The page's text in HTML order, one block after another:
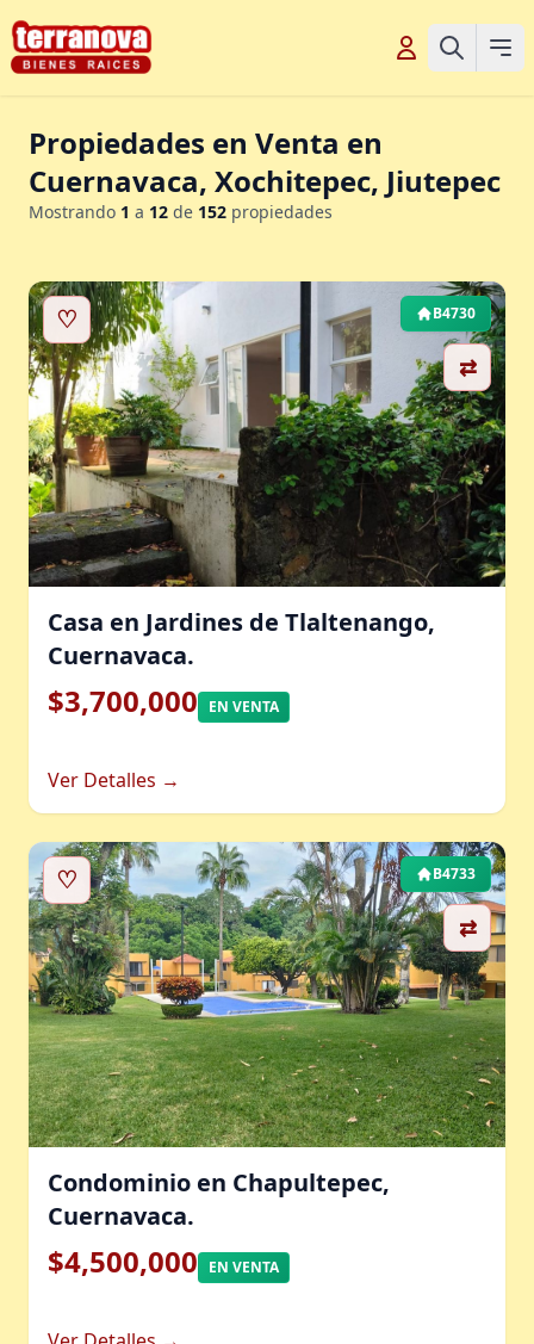
Propiedades en Venta en
Cuernavaca, Xochitepec, Jiutepec
Mostrando 1 a 12 de 152 propiedades
♡
⇄
B4730
Casa en Jardines de Tlaltenango,
Cuernavaca.
$3,700,000 EN VENTA
Ver Detalles →
♡
⇄
B4733
Condominio en Chapultepec,
Cuernavaca.
$4,500,000 EN VENTA